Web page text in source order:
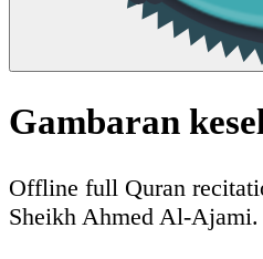
Gambaran
Offline full Quran
Sheikh Ahmed Al-Ajami.